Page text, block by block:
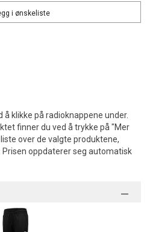
i ønskeliste
klikke på radioknappene under.
finner du ved å trykke på "Mer
over de valgte produktene,
Prisen oppdaterer seg automatisk